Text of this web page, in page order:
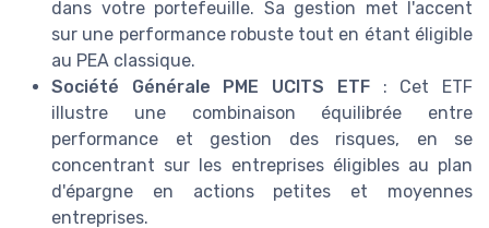
dans votre portefeuille. Sa gestion met l'accent
sur une performance robuste tout en étant éligible
au PEA classique.
Société Générale PME UCITS ETF: Cet ETF
illustre une combinaison équilibrée entre
performance et gestion des risques, en se
concentrant sur les entreprises éligibles au plan
d'épargne en actions petites et moyennes
entreprises.